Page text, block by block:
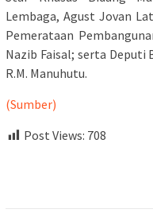
Lembaga, Agust Jovan
Pemerataan
Nazib Faisal; serta Deputi
R.M. Manuhutu.
(Sumber)
Post Views: 708